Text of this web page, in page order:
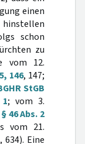
einen
hinstellen
schon
zu
vom 12.
146, 147;
StGB
; vom 3.
46 Abs. 2
vom 21.
, 634). Eine